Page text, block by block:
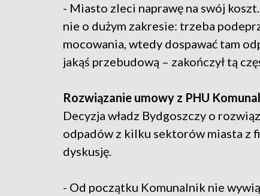
- Miasto zleci naprawę na swój
nie o dużym zakresie: trzeba
mocowania, wtedy dospawać tam
jakąś przebudową – zakończył tą
Rozwiązanie umowy z PHU
Decyzja władz Bydgoszczy o
odpadów z kilku sektorów miasta z
dyskusję.
- Od początku Komunalnik nie